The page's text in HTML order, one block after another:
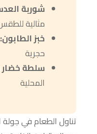
شوربة
مثالية للطقس
خبز الطابون:
حجرية
سلطة خضار
المحلية
تناول الطعام في جولة